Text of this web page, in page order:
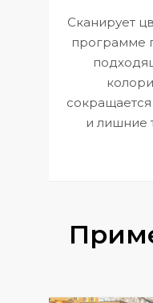
Сканирует
программе
и лишние